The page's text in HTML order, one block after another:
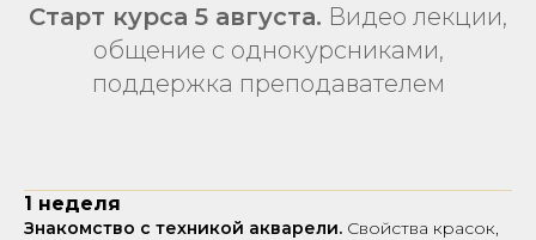
Старт курса 5 августа. Видео лекции,
общение с однокурсниками,
поддержка преподавателем
1 неделя
Знакомство с техникой акварели. Свойства красок,